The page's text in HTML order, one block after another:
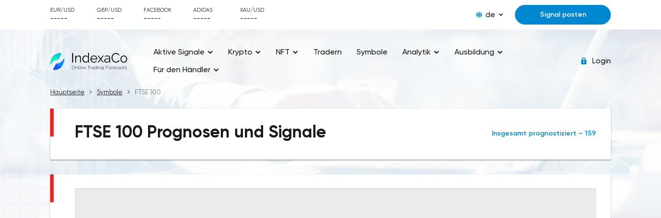
EUR/USD
-----
GBP/USD
-----
FACEBOOK
-----
ADIDAS
-----
XAU/USD
----- de Signal posten
Aktive Signale Krypto NFT Tradern Symbole Analytik
Ausbildung
Für den Händler
Login
Hauptseite Symbole FTSE 100
FTSE 100 Prognosen und Signale Insgesamt prognostiziert – 159